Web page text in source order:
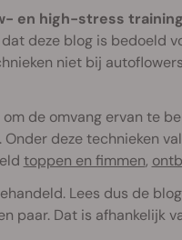
en high-stress
deze blog is bedoeld
niet bij
de omvang ervan te
Onder deze technieken
toppen en fimmen,
Lees dus de
paar. Dat is afhankelijk